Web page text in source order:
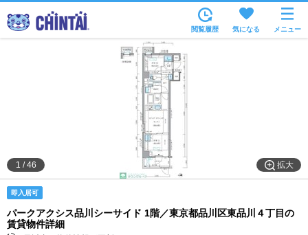
沿線・駅から
住所から
家賃相場から
通勤通学時間から
物件特集から
不動産会社から
閲覧履歴 気になる メニュー
拡大
1 /46
即入居可
パークアクシス品川シーサイド 1階／東京都品川区東品川４丁目の
賃貸物件詳細